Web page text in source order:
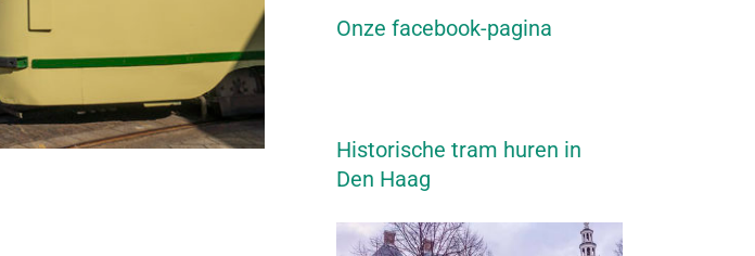
Onze facebook-pagina
Historische tram huren in
Den Haag